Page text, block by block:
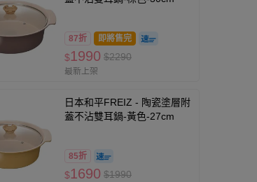
87折 即將售完
$1990 $2290
最新上架
日本和平FREIZ - 陶瓷塗層附
蓋不沾雙耳鍋-黃色-27cm
85折
$1690 $1990